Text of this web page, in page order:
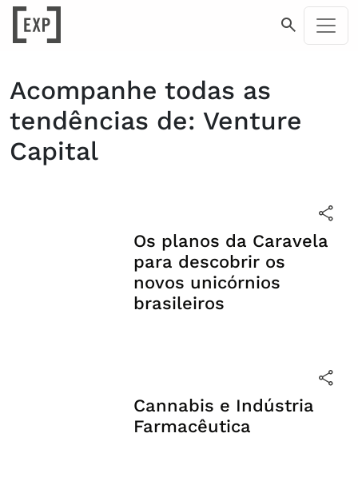
Acompanhe todas as
tendências de: Venture
Capital
Os planos da Caravela
para descobrir os
novos unicórnios
brasileiros
Cannabis e Indústria
Farmacêutica